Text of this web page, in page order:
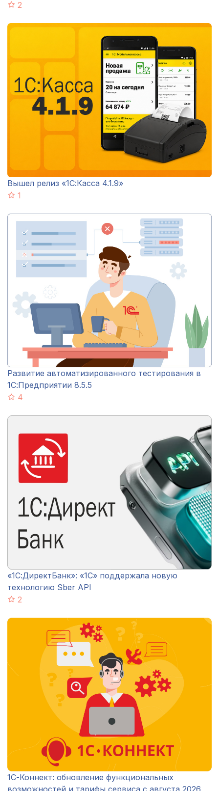
2
Вышел релиз «1С:Касса 4.1.9»
1
Развитие автоматизированного тестирования в
1С:Предприятии 8.5.5
4
«1С:ДиректБанк»: «1С» поддержала новую
технологию Sber API
2
1С-Коннект: обновление функциональных